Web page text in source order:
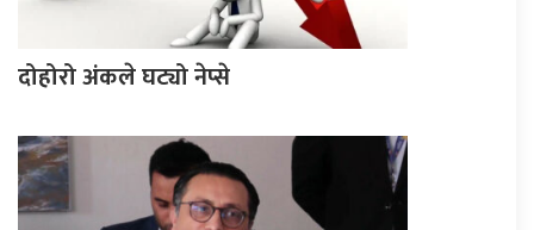
दोहोरो अंकले घट्यो नेप्से